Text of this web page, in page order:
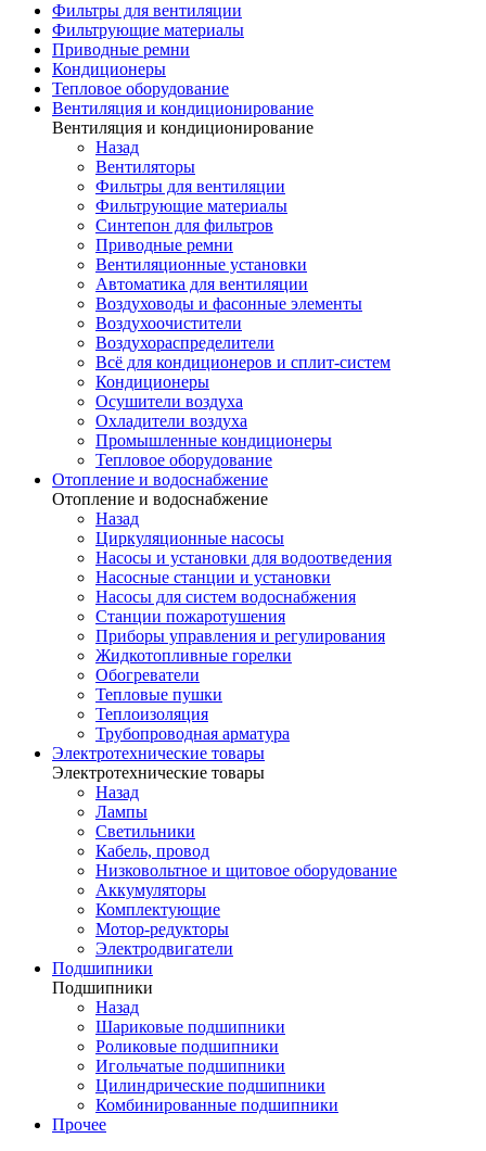
Фильтры для вентиляции
Фильтрующие материалы
Приводные ремни
Кондиционеры
Тепловое оборудование
Вентиляция и кондиционирование
Вентиляция и кондиционирование
Назад
Вентиляторы
Фильтры для вентиляции
Фильтрующие материалы
Синтепон для фильтров
Приводные ремни
Вентиляционные установки
Автоматика для вентиляции
Воздуховоды и фасонные элементы
Воздухоочистители
Воздухораспределители
Всё для кондиционеров и сплит-систем
Кондиционеры
Осушители воздуха
Охладители воздуха
Промышленные кондиционеры
Тепловое оборудование
Отопление и водоснабжение
Отопление и водоснабжение
Назад
Циркуляционные насосы
Насосы и установки для водоотведения
Насосные станции и установки
Насосы для систем водоснабжения
Станции пожаротушения
Приборы управления и регулирования
Жидкотопливные горелки
Обогреватели
Тепловые пушки
Теплоизоляция
Трубопроводная арматура
Электротехнические товары
Электротехнические товары
Назад
Лампы
Светильники
Кабель, провод
Низковольтное и щитовое оборудование
Аккумуляторы
Комплектующие
Мотор-редукторы
Электродвигатели
Подшипники
Подшипники
Назад
Шариковые подшипники
Роликовые подшипники
Игольчатые подшипники
Цилиндрические подшипники
Комбинированные подшипники
Прочее